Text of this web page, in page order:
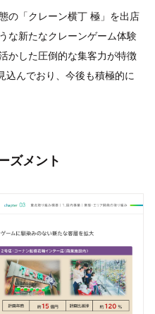
の「クレーン横丁 極」を出店
な新たなクレーンゲーム体験
かした圧倒的な集客力が特徴
込んでおり、今後も積極的に
ズメント